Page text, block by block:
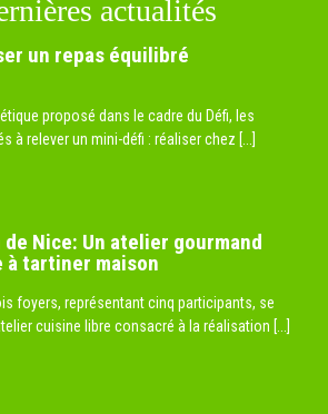
actualités
un repas équilibré
proposé dans le cadre du Défi, les
à relever un mini-défi : réaliser chez [...]
Nice: Un atelier gourmand
à tartiner maison
foyers, représentant cinq participants, se
cuisine libre consacré à la réalisation [...]